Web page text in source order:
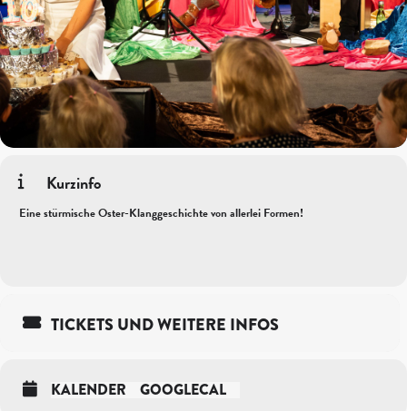
Kurzinfo
Eine stürmische Oster-Klanggeschichte von allerlei Formen!
TICKETS UND WEITERE INFOS
KALENDER GOOGLECAL